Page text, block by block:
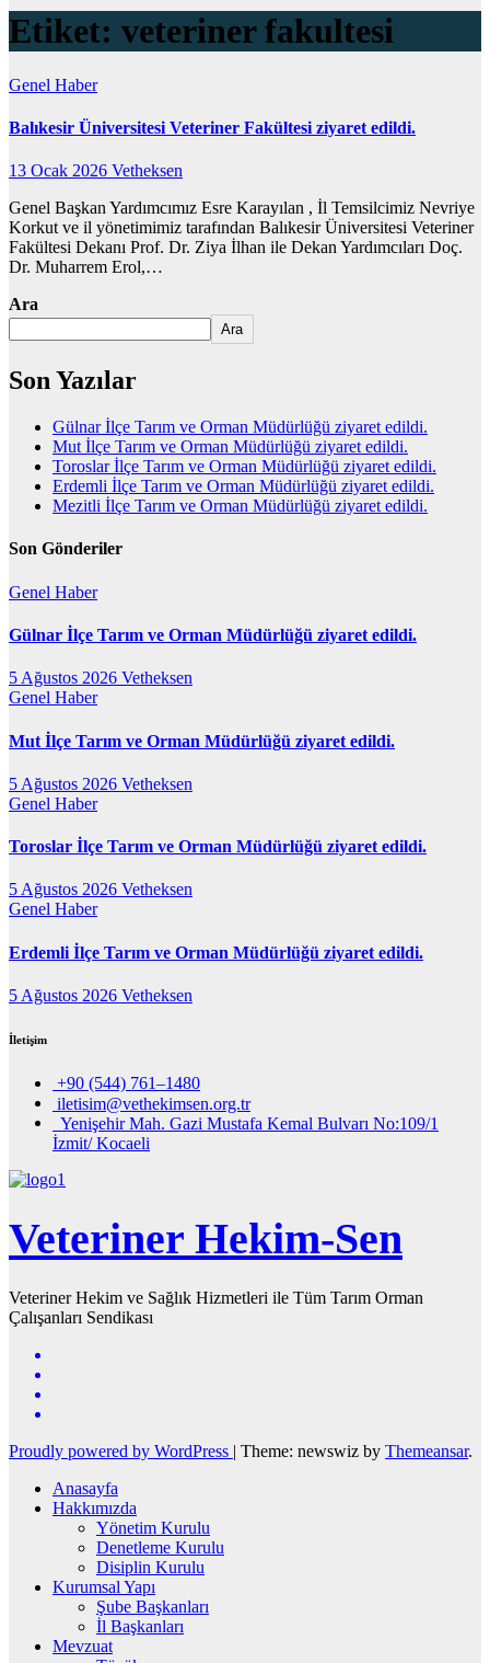
Etiket: veteriner fakultesi
Genel Haber
Balıkesir Üniversitesi Veteriner Fakültesi ziyaret edildi.
13 Ocak 2026 Vetheksen
Genel Başkan Yardımcımız Esre Karayılan , İl Temsilcimiz Nevriye
Korkut ve il yönetimimiz tarafından Balıkesir Üniversitesi Veteriner
Fakültesi Dekanı Prof. Dr. Ziya İlhan ile Dekan Yardımcıları Doç.
Dr. Muharrem Erol,…
Ara
Ara
Son Yazılar
Gülnar İlçe Tarım ve Orman Müdürlüğü ziyaret edildi.
Mut İlçe Tarım ve Orman Müdürlüğü ziyaret edildi.
Toroslar İlçe Tarım ve Orman Müdürlüğü ziyaret edildi.
Erdemli İlçe Tarım ve Orman Müdürlüğü ziyaret edildi.
Mezitli İlçe Tarım ve Orman Müdürlüğü ziyaret edildi.
Son Gönderiler
Genel Haber
Gülnar İlçe Tarım ve Orman Müdürlüğü ziyaret edildi.
5 Ağustos 2026 Vetheksen
Genel Haber
Mut İlçe Tarım ve Orman Müdürlüğü ziyaret edildi.
5 Ağustos 2026 Vetheksen
Genel Haber
Toroslar İlçe Tarım ve Orman Müdürlüğü ziyaret edildi.
5 Ağustos 2026 Vetheksen
Genel Haber
Erdemli İlçe Tarım ve Orman Müdürlüğü ziyaret edildi.
5 Ağustos 2026 Vetheksen
İletişim
+90 (544) 761–1480
iletisim@vethekimsen.org.tr
Yenişehir Mah. Gazi Mustafa Kemal Bulvarı No:109/1
İzmit/ Kocaeli
Veteriner Hekim-Sen
Veteriner Hekim ve Sağlık Hizmetleri ile Tüm Tarım Orman
Çalışanları Sendikası
Proudly powered by WordPress | Theme: newswiz by Themeansar.
Anasayfa
Hakkımızda
Yönetim Kurulu
Denetleme Kurulu
Disiplin Kurulu
Kurumsal Yapı
Şube Başkanları
İl Başkanları
Mevzuat